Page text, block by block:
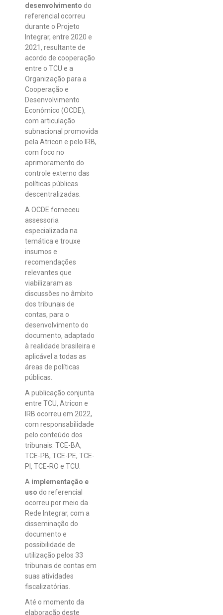
desenvolvimento do
referencial ocorreu
durante o Projeto
Integrar, entre 2020 e
2021, resultante de
acordo de cooperação
entre o TCU e a
Organização para a
Cooperação e
Desenvolvimento
Econômico (OCDE),
com articulação
subnacional promovida
pela Atricon e pelo IRB,
com foco no
aprimoramento do
controle externo das
políticas públicas
descentralizadas.
A OCDE forneceu
assessoria
especializada na
temática e trouxe
insumos e
recomendações
relevantes que
viabilizaram as
discussões no âmbito
dos tribunais de
contas, para o
desenvolvimento do
documento, adaptado
à realidade brasileira e
aplicável a todas as
áreas de políticas
públicas.
A publicação conjunta
entre TCU, Atricon e
IRB ocorreu em 2022,
com responsabilidade
pelo conteúdo dos
tribunais: TCE-BA,
TCE-PB, TCE-PE, TCE-
PI, TCE-RO e TCU.
A implementação e
uso do referencial
ocorreu por meio da
Rede Integrar, com a
disseminação do
documento e
possibilidade de
utilização pelos 33
tribunais de contas em
suas atividades
fiscalizatórias.
Até o momento da
elaboração deste